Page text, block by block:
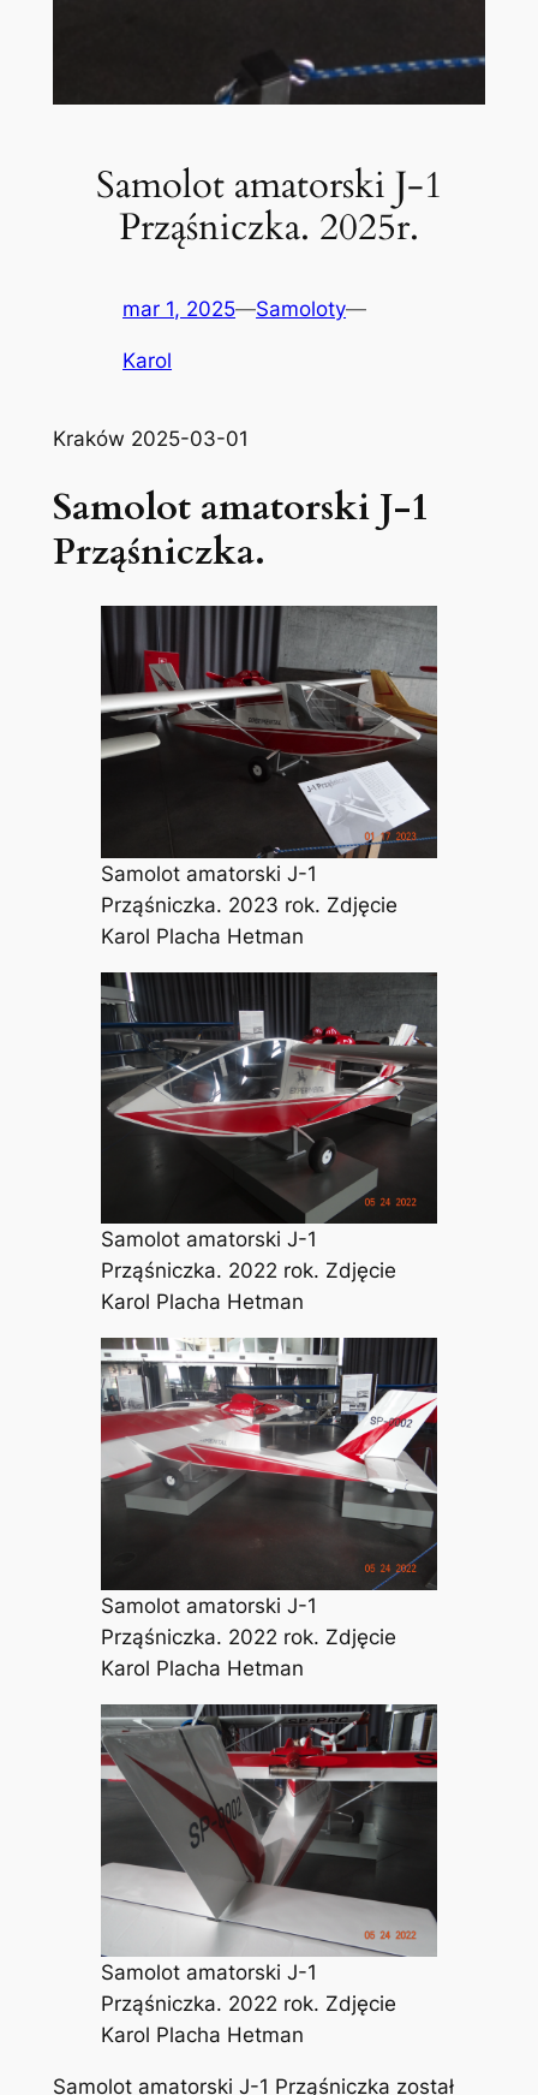
Samolot amatorski J-1
Prząśniczka. 2025r.
mar 1, 2025—Samoloty—
Karol
Kraków 2025-03-01
Samolot amatorski J-1
Prząśniczka.
Samolot amatorski J-1
Prząśniczka. 2023 rok. Zdjęcie
Karol Placha Hetman
Samolot amatorski J-1
Prząśniczka. 2022 rok. Zdjęcie
Karol Placha Hetman
Samolot amatorski J-1
Prząśniczka. 2022 rok. Zdjęcie
Karol Placha Hetman
Samolot amatorski J-1
Prząśniczka. 2022 rok. Zdjęcie
Karol Placha Hetman
Samolot amatorski J-1 Prząśniczka został